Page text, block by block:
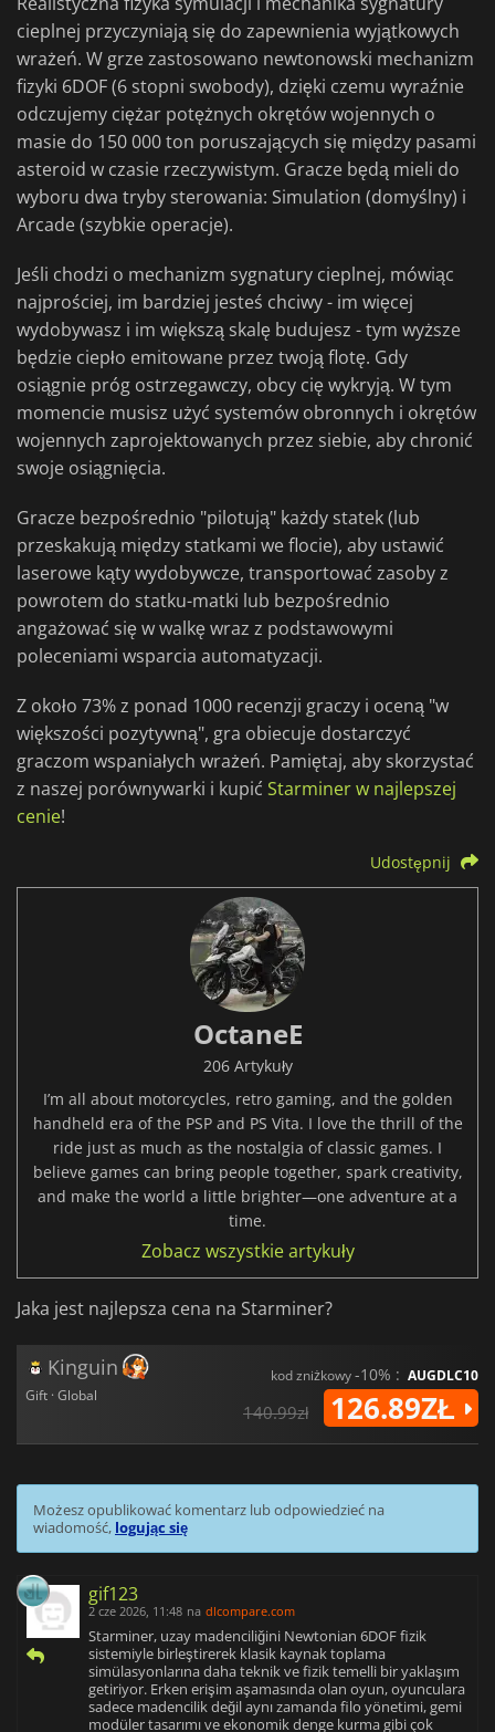
cieplnej przyczyniają się do zapewnienia wyjątkowych
wrażeń. W grze zastosowano newtonowski mechanizm
fizyki 6DOF (6 stopni swobody), dzięki czemu wyraźnie
odczujemy ciężar potężnych okrętów wojennych o
masie do 150 000 ton poruszających się między pasami
asteroid w czasie rzeczywistym. Gracze będą mieli do
wyboru dwa tryby sterowania: Simulation (domyślny) i
Arcade (szybkie operacje).
Jeśli chodzi o mechanizm sygnatury cieplnej, mówiąc
najprościej, im bardziej jesteś chciwy - im więcej
wydobywasz i im większą skalę budujesz - tym wyższe
będzie ciepło emitowane przez twoją flotę. Gdy
osiągnie próg ostrzegawczy, obcy cię wykryją. W tym
momencie musisz użyć systemów obronnych i okrętów
wojennych zaprojektowanych przez siebie, aby chronić
swoje osiągnięcia.
Gracze bezpośrednio "pilotują" każdy statek (lub
przeskakują między statkami we flocie), aby ustawić
laserowe kąty wydobywcze, transportować zasoby z
powrotem do statku-matki lub bezpośrednio
angażować się w walkę wraz z podstawowymi
poleceniami wsparcia automatyzacji.
Z około 73% z ponad 1000 recenzji graczy i oceną "w
większości pozytywną", gra obiecuje dostarczyć
graczom wspaniałych wrażeń. Pamiętaj, aby skorzystać
z naszej porównywarki i kupić Starminer w najlepszej
cenie!
Udostępnij
OctaneE
206 Artykuły
I’m all about motorcycles, retro gaming, and the golden
handheld era of the PSP and PS Vita. I love the thrill of the
ride just as much as the nostalgia of classic games. I
believe games can bring people together, spark creativity,
and make the world a little brighter—one adventure at a
time.
Zobacz wszystkie artykuły
Jaka jest najlepsza cena na Starminer?
Kinguin
Gift · Global
kod zniżkowy-10% : AUGDLC10
140.99zł 126.89ZŁ
Możesz opublikować komentarz lub odpowiedzieć na
wiadomość, logując się
gif123
2 cze 2026, 11:48 na dlcompare.com
Starminer, uzay madenciliğini Newtonian 6DOF fizik
sistemiyle birleştirerek klasik kaynak toplama
simülasyonlarına daha teknik ve fizik temelli bir yaklaşım
getiriyor. Erken erişim aşamasında olan oyun, oyunculara
sadece madencilik değil aynı zamanda filo yönetimi, gemi
modüler tasarımı ve ekonomik denge kurma gibi çok